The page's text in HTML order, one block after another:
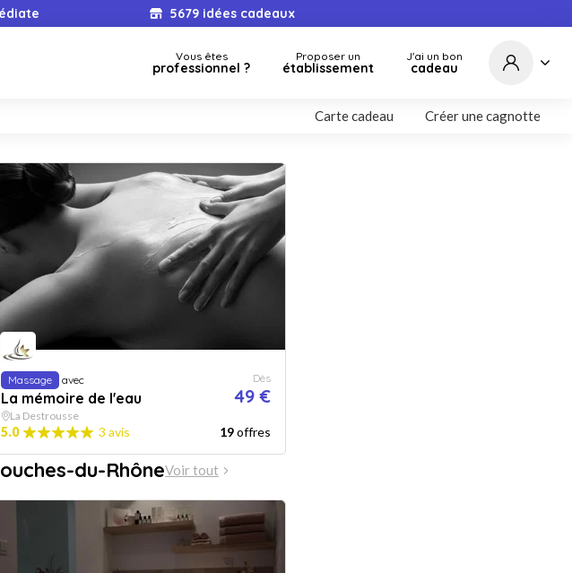
5679 idées cadeaux
Vous êtes
professionnel ?
Proposer un
établissement
J'ai un bon
cadeau
Carte cadeau Créer une cagnotte
Massage avec
La mémoire de l'eau
Dès
49 €
La Destrousse
5.0 3 avis 19offres
du-RhôneVoir tout